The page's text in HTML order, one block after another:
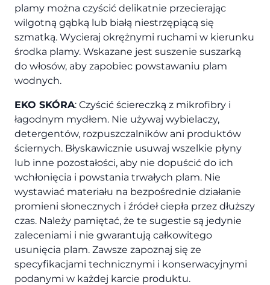
plamy można czyścić delikatnie przecierając
wilgotną gąbką lub białą niestrzępiącą się
szmatką. Wycieraj okrężnymi ruchami w kierunku
środka plamy. Wskazane jest suszenie suszarką
do włosów, aby zapobiec powstawaniu plam
wodnych.
EKO SKÓRA: Czyścić ściereczką z mikrofibry i
łagodnym mydłem. Nie używaj wybielaczy,
detergentów, rozpuszczalników ani produktów
ściernych. Błyskawicznie usuwaj wszelkie płyny
lub inne pozostałości, aby nie dopuścić do ich
wchłonięcia i powstania trwałych plam. Nie
wystawiać materiału na bezpośrednie działanie
promieni słonecznych i źródeł ciepła przez dłuższy
czas. Należy pamiętać, że te sugestie są jedynie
zaleceniami i nie gwarantują całkowitego
usunięcia plam. Zawsze zapoznaj się ze
specyfikacjami technicznymi i konserwacyjnymi
podanymi w każdej karcie produktu.